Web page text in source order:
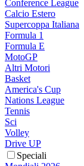
Conference League
Calcio Estero
Supercoppa Italiana
Formula 1
Formula E
MotoGP
Altri Motori
Basket
America's Cup
Nations League
Tennis
Sci
Volley
Drive UP
Speciali